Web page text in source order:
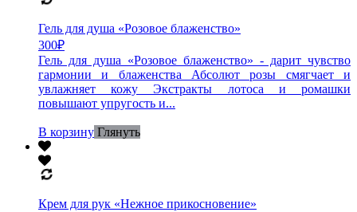
Гель для душа «Розовое блаженство»
300₽
Гель для душа «Розовое блаженство» - дарит чувство
гармонии и блаженства Абсолют розы смягчает и
увлажняет кожу Экстракты лотоса и ромашки
повышают упругость и...
В корзину Глянуть
Крем для рук «Нежное прикосновение»